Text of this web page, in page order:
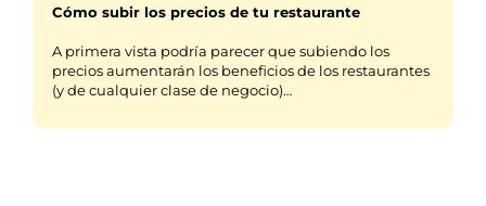
Cómo subir los precios de tu restaurante
A primera vista podría parecer que subiendo los
precios aumentarán los beneficios de los restaurantes
(y de cualquier clase de negocio)…